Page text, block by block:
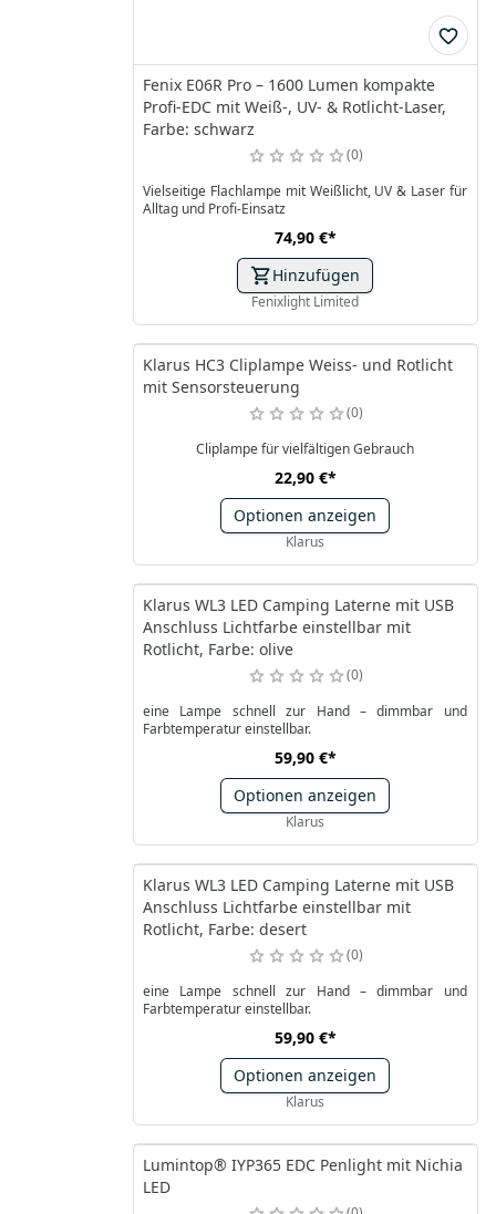
Fenix E06R Pro – 1600 Lumen kompakte
Profi-EDC mit Weiß-, UV- & Rotlicht-Laser,
Farbe: schwarz
0
Vielseitige Flachlampe mit Weißlicht, UV & Laser für
Alltag und Profi-Einsatz
74,90 €*
Hinzufügen
Fenixlight Limited
Klarus HC3 Cliplampe Weiss- und Rotlicht
mit Sensorsteuerung
0
Cliplampe für vielfältigen Gebrauch
22,90 €*
Optionen anzeigen
Klarus
Klarus WL3 LED Camping Laterne mit USB
Anschluss Lichtfarbe einstellbar mit
Rotlicht, Farbe: olive
0
eine Lampe schnell zur Hand – dimmbar und
Farbtemperatur einstellbar.
59,90 €*
Optionen anzeigen
Klarus
Klarus WL3 LED Camping Laterne mit USB
Anschluss Lichtfarbe einstellbar mit
Rotlicht, Farbe: desert
0
eine Lampe schnell zur Hand – dimmbar und
Farbtemperatur einstellbar.
59,90 €*
Optionen anzeigen
Klarus
Lumintop® IYP365 EDC Penlight mit Nichia
LED